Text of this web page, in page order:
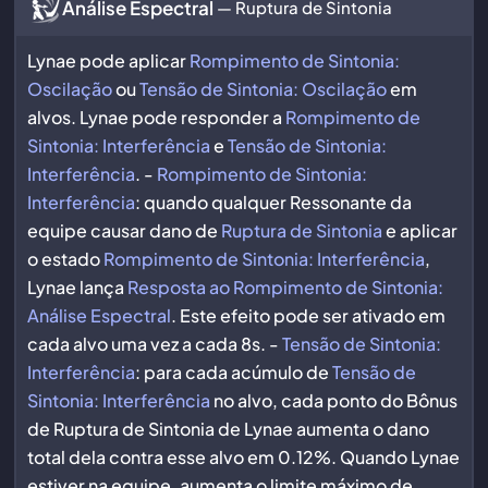
Análise Espectral — Ruptura de Sintonia
Lynae pode aplicarRompimento de Sintonia:
OscilaçãoouTensão de Sintonia: Oscilaçãoem
alvos. Lynae pode responder a Rompimento de
Sintonia: InterferênciaeTensão de Sintonia:
Interferência. - Rompimento de Sintonia:
Interferência: quando qualquer Ressonante da
equipe causar dano de Ruptura de Sintoniae aplicar
o estadoRompimento de Sintonia: Interferência,
Lynae lança Resposta ao Rompimento de Sintonia:
Análise Espectral. Este efeito pode ser ativado em
cada alvo uma vez a cada 8s. -Tensão de Sintonia:
Interferência: para cada acúmulo deTensão de
Sintonia: Interferência no alvo, cada ponto do Bônus
de Ruptura de Sintonia de Lynae aumenta o dano
total dela contra esse alvo em 0.12%. Quando Lynae